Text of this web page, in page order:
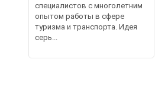
специалистов с многолетним
опытом работы в сфере
туризма и транспорта. Идея
серь...